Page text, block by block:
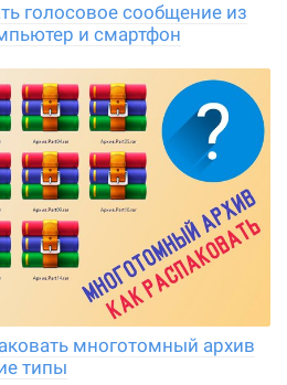
голосовое сообщение из
и смартфон
многотомный архив
типы